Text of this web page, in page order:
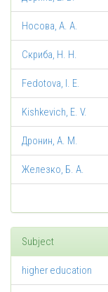
Носова, А. А.
Скриба, Н. Н.
Fedotova, I. E.
Kishkevich, E. V.
Дронин, А. М.
Железко, Б. А.
Subject
higher education